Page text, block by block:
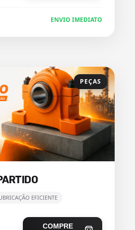
ENVIO IMEDIATO
PEÇAS
EFICIENTE
COMPRE